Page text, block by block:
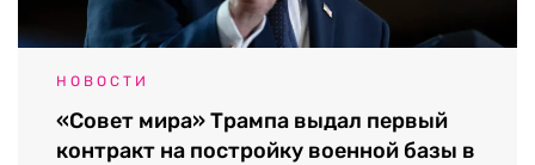
НОВОСТИ
«Совет мира» Трампа выдал первый
контракт на постройку военной базы в